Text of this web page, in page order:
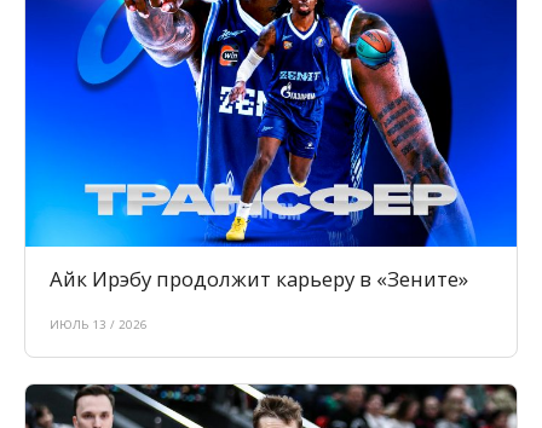
Айк Ирэбу продолжит карьеру в «Зените»
ИЮЛЬ 13 / 2026